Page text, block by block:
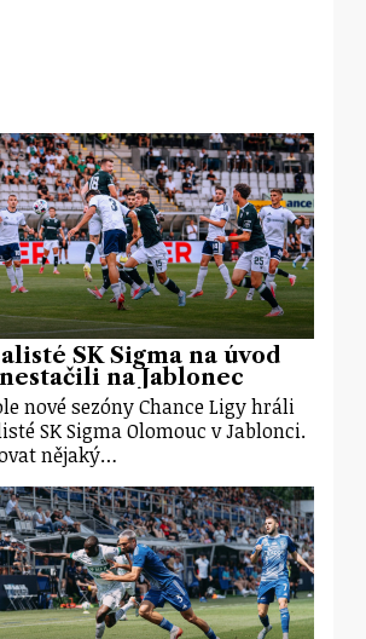
SK Sigma na úvod
na Jablonec
nové sezóny Chance Ligy hráli
SK Sigma Olomouc v Jablonci.
nějaký…